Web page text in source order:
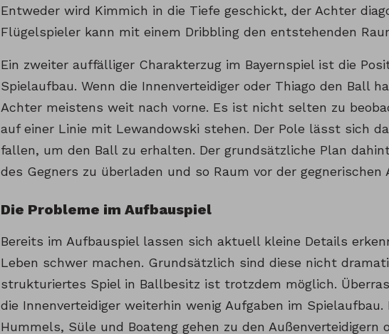
Entweder wird Kimmich in die Tiefe geschickt, der Achter
Flügelspieler kann mit einem Dribbling den entstehenden
Ein zweiter auffälliger Charakterzug im Bayernspiel ist die
Spielaufbau. Wenn die Innenverteidiger oder Thiago den Ball
Achter meistens weit nach vorne. Es ist nicht selten zu
auf einer Linie mit Lewandowski stehen. Der Pole lässt sich
fallen, um den Ball zu erhalten. Der grundsätzliche Plan
des Gegners zu überladen und so Raum vor der gegnerischen
Die Probleme im Aufbauspiel
Bereits im Aufbauspiel lassen sich aktuell kleine Details
Leben schwer machen. Grundsätzlich sind diese nicht
strukturiertes Spiel in Ballbesitz ist trotzdem möglich.
die Innenverteidiger weiterhin wenig Aufgaben im Spielaufbau.
Hummels, Süle und Boateng gehen zu den Außenverteidigern